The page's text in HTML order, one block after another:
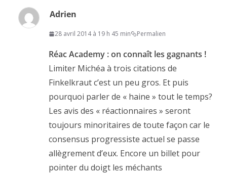
Adrien
28 avril 2014 à 19 h 45 min Permalien
Réac Academy : on connaît les gagnants !
Limiter Michéa à trois citations de
Finkelkraut c’est un peu gros. Et puis
pourquoi parler de « haine » tout le temps?
Les avis des « réactionnaires » seront
toujours minoritaires de toute façon car le
consensus progressiste actuel se passe
allègrement d’eux. Encore un billet pour
pointer du doigt les méchants